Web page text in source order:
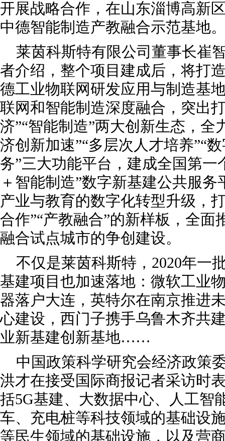
开展战略合作，在山东淄博高新
中德智能制造产教融合示范基地
莱茵科斯特有限公司董事长崔
者介绍，整个项目建成后，将打
德工业物联网研发应用与制造基
联网和智能制造深度融合，突出
济”“智能制造”两大创新生态，全
济创新加速”“多层次人才培养”“
务”三大功能平台，建成全国第一
＋智能制造”数字新基建公共服务
产业与教育的数字化转型升级，
合作”“产教融合”的新样板，全面
融合试点城市的争创建设。
不仅是莱茵科斯特，2020年一
基建项目也加速落地：微软工业
器落户大连，英特尔在南京推进
心建设，西门子携手乌鲁木齐共
业新基建创新基地……
中国政策科学研究会经济政策
洪才在接受国际商报记者采访时
括5G基建、大数据中心、人工智
车、充电桩等科技领域的基础设
等民生领域的基础设施，以及营